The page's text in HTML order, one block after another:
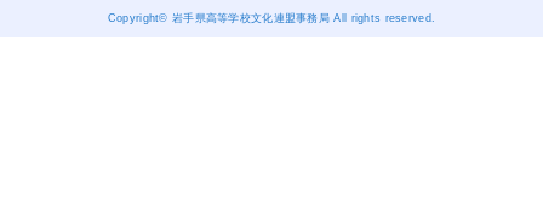
Copyright© 岩手県高等学校文化連盟事務局 All rights reserved.